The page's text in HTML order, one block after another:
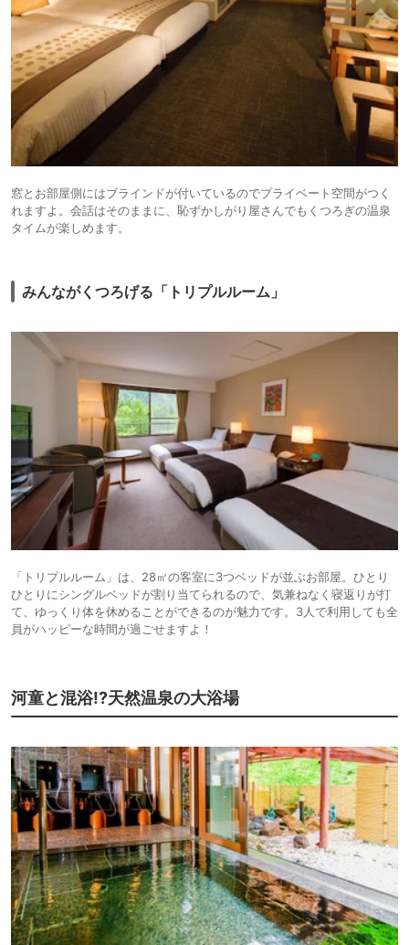
窓とお部屋側にはブラインドが付いているのでプライベート空間がつく
れますよ。会話はそのままに、恥ずかしがり屋さんでもくつろぎの温泉
タイムが楽しめます。
みんながくつろげる「トリプルルーム」
「トリプルルーム」は、28㎡の客室に3つベッドが並ぶお部屋。ひとり
ひとりにシングルベッドが割り当てられるので、気兼ねなく寝返りが打
て、ゆっくり体を休めることができるのが魅力です。3人で利用しても全
員がハッピーな時間が過ごせますよ！
河童と混浴!?天然温泉の大浴場